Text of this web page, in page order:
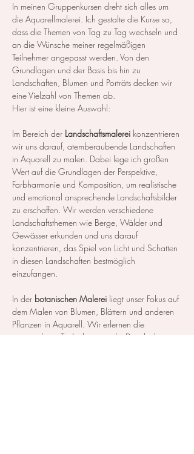
In meinen Gruppenkursen dreht sich alles um
die Aquarellmalerei. Ich gestalte die Kurse so,
dass die Themen von Tag zu Tag wechseln und
an die Wünsche meiner regelmäßigen
Teilnehmer angepasst werden. Von den
Grundlagen und der Basis bis hin zu
Landschaften, Blumen und Porträts decken wir
eine Vielzahl von Themen ab.
Hier ist eine kleine Auswahl:
Im Bereich der Landschaftsmalerei konzentrieren
wir uns darauf, atemberaubende Landschaften
in Aquarell zu malen. Dabei lege ich großen
Wert auf die Grundlagen der Perspektive,
Farbharmonie und Komposition, um realistische
und emotional ansprechende Landschaftsbilder
zu erschaffen. Wir werden verschiedene
Landschaftsthemen wie Berge, Wälder und
Gewässer erkunden und uns darauf
konzentrieren, das Spiel von Licht und Schatten
in diesen Landschaften bestmöglich
einzufangen.
In der botanischen Malerei liegt unser Fokus auf
dem Malen von Blumen, Blättern und anderen
Pflanzen in Aquarell. Wir erlernen die
notwendigen Techniken, um die Details der